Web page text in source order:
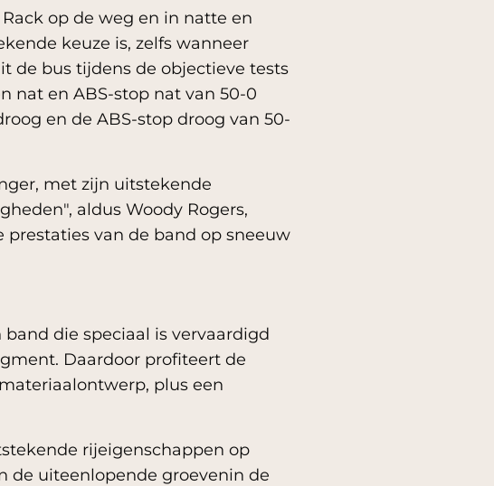
op de weg en in natte en
keuze is, zelfs wanneer
de bus tijdens de objectieve tests
nat en ABS-stop nat van 50-0
en de ABS-stop droog van 50-
met zijn uitstekende
aldus Woody Rogers,
prestaties van de band op sneeuw
die speciaal is vervaardigd
Daardoor profiteert de
plus een
rijeigenschappen op
de uiteenlopende groevenin de